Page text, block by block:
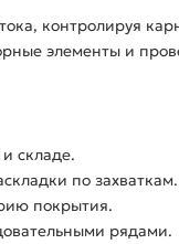
контролируя
элементы и
складе.
по захваткам.
покрытия.
рядами.